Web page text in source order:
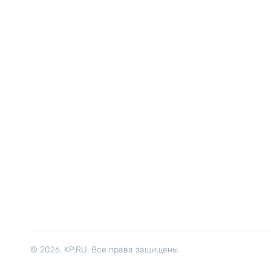
© 2026. KP.RU. Все права защищены.